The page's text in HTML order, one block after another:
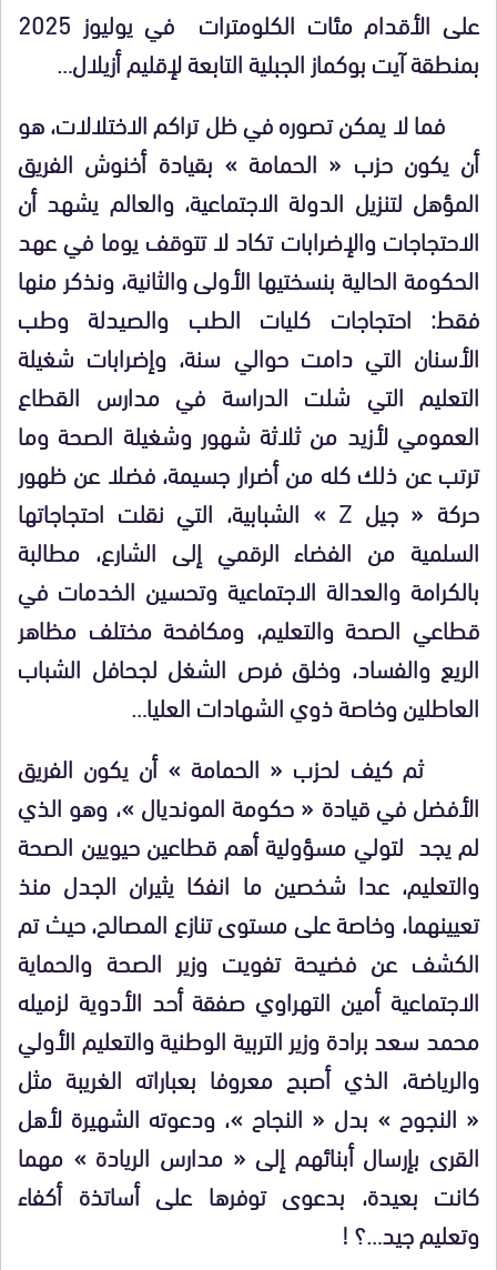
على الأقدام مئات الكلومترات في يوليوز 2025
بمنطقة آيت بوكماز الجبلية التابعة لإقليم أزيلال…
فما لا يمكن تصوره في ظل تراكم الاختلالات، هو
أن يكون حزب « الحمامة » بقيادة أخنوش الفريق
المؤهل لتنزيل الدولة الاجتماعية، والعالم يشهد أن
الاحتجاجات والإضرابات تكاد لا تتوقف يوما في عهد
الحكومة الحالية بنسختيها الأولى والثانية، ونذكر منها
فقط: احتجاجات كليات الطب والصيدلة وطب
الأسنان التي دامت حوالي سنة، وإضرابات شغيلة
التعليم التي شلت الدراسة في مدارس القطاع
العمومي لأزيد من ثلاثة شهور وشغيلة الصحة وما
ترتب عن ذلك كله من أضرار جسيمة، فضلا عن ظهور
حركة « جيل Z » الشبابية، التي نقلت احتجاجاتها
السلمية من الفضاء الرقمي إلى الشارع، مطالبة
بالكرامة والعدالة الاجتماعية وتحسين الخدمات في
قطاعي الصحة والتعليم، ومكافحة مختلف مظاهر
الريع والفساد، وخلق فرص الشغل لجحافل الشباب
العاطلين وخاصة ذوي الشهادات العليا…
ثم كيف لحزب « الحمامة » أن يكون الفريق
الأفضل في قيادة « حكومة المونديال »، وهو الذي
لم يجد لتولي مسؤولية أهم قطاعين حيويين الصحة
والتعليم، عدا شخصين ما انفكا يثيران الجدل منذ
تعيينهما، وخاصة على مستوى تنازع المصالح، حيث تم
الكشف عن فضيحة تفويت وزير الصحة والحماية
الاجتماعية أمين التهراوي صفقة أحد الأدوية لزميله
محمد سعد برادة وزير التربية الوطنية والتعليم الأولي
والرياضة، الذي أصبح معروفا بعباراته الغريبة مثل
« النجوح » بدل « النجاح »، ودعوته الشهيرة لأهل
القرى بإرسال أبنائهم إلى « مدارس الريادة » مهما
كانت بعيدة، بدعوى توفرها على أساتذة أكفاء
وتعليم جيد…؟ !